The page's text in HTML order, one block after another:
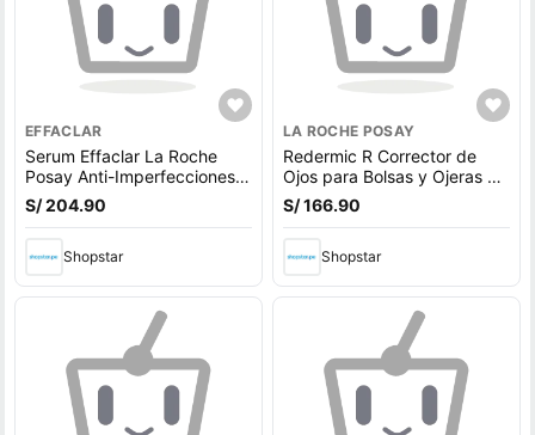
EFFACLAR
Serum Effaclar La Roche
Posay Anti-Imperfecciones -
Frasco 30 ML
S/ 204.90
Shopstar
LA ROCHE POSAY
Redermic R Corrector de
Ojos para Bolsas y Ojeras La
Roche Posay - Tubo 15 ML
S/ 166.90
Shopstar